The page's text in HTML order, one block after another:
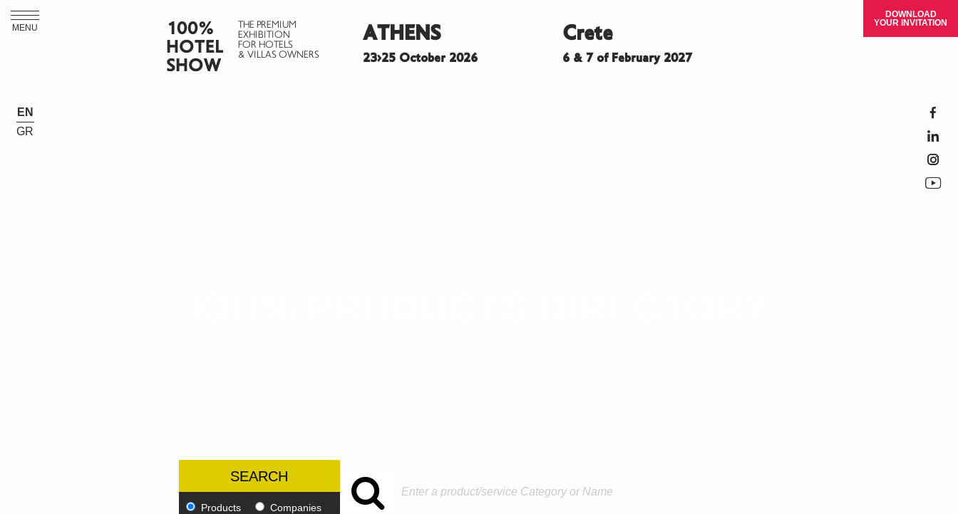
MENU
100%
HOTEL
SHOW
THE PREMIUM
EXHIBITION
FOR HOTELS
& VILLAS OWNERS
ATHENS
23>25 October 2026
Crete
6 & 7 of February 2027
DOWNLOAD
YOUR INVITATION
EN
GR
Products Companies